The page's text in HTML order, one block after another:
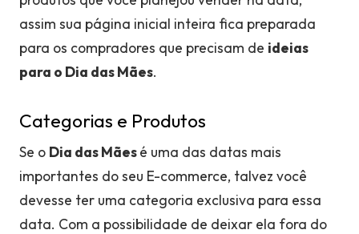
assim sua página inicial inteira fica preparada
para os compradores que precisam de ideias
para o Dia das Mães.
Categorias e Produtos
Se o Dia das Mãesé uma das datas mais
importantes do seu E-commerce, talvez você
devesse ter uma categoria exclusiva para essa
data. Com a possibilidade de deixar ela fora do